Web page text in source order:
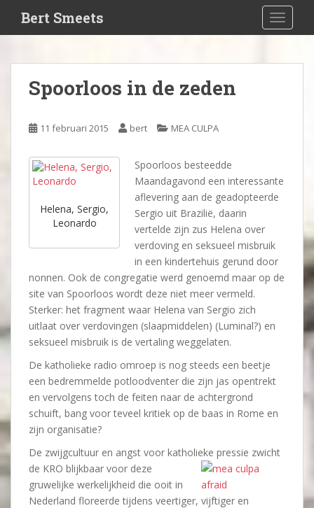
i
Bert Smeets
Spoorloos in de zeden
11 februari 2015 bert MEA CULPA
Helena, Sergio,
Leonardo
Spoorloos besteedde
Maandagavond een interessante
aflevering aan de geadopteerde
Sergio uit Brazilië, daarin
vertelde zijn zus Helena over
verdoving en seksueel misbruik
in een kindertehuis gerund door
nonnen. Ook de congregatie werd genoemd maar op de
site van Spoorloos wordt deze niet meer vermeld.
Sterker: het fragment waar Helena van Sergio zich
uitlaat over verdovingen (slaapmiddelen) (Luminal?) en
seksueel misbruik is de vertaling weggelaten.
De katholieke radio omroep is nog steeds een beetje
een bedremmelde potloodventer die zijn jas opentrekt
en vervolgens toch de feiten naar de achtergrond
schuift, bang voor teveel kritiek op de baas in Rome en
zijn organisatie?
De zwijgcultuur en angst voor katholieke pressie zwicht
de KRO blijkbaar voor deze
gruwelijke werkelijkheid die ooit in
Nederland floreerde tijdens veertiger, vijftiger en